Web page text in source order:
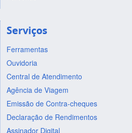
Serviços
Ferramentas
Ouvidoria
Central de Atendimento
Agência de Viagem
Emissão de Contra-cheques
Declaração de Rendimentos
Assinador Digital